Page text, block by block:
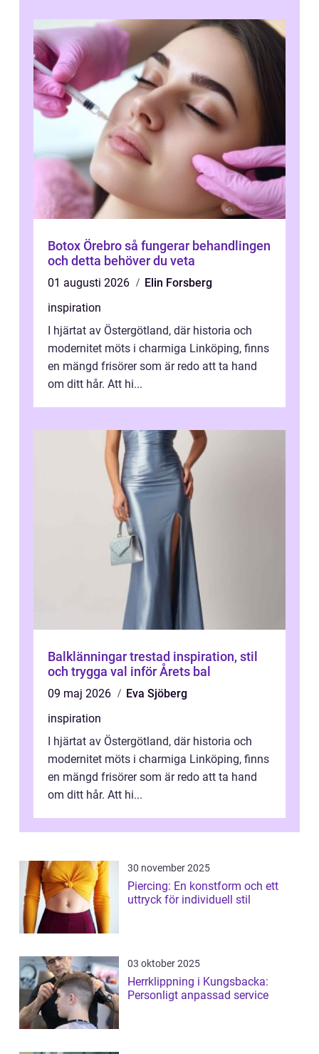
Botox Örebro så fungerar behandlingen
och detta behöver du veta
01 augusti 2026
Elin Forsberg
inspiration
I hjärtat av Östergötland, där historia och
modernitet möts i charmiga Linköping, finns
en mängd frisörer som är redo att ta hand
om ditt hår. Att hi...
Balklänningar trestad inspiration, stil
och trygga val inför Årets bal
09 maj 2026
Eva Sjöberg
inspiration
I hjärtat av Östergötland, där historia och
modernitet möts i charmiga Linköping, finns
en mängd frisörer som är redo att ta hand
om ditt hår. Att hi...
30 november 2025
Piercing: En konstform och ett
uttryck för individuell stil
03 oktober 2025
Herrklippning i Kungsbacka:
Personligt anpassad service